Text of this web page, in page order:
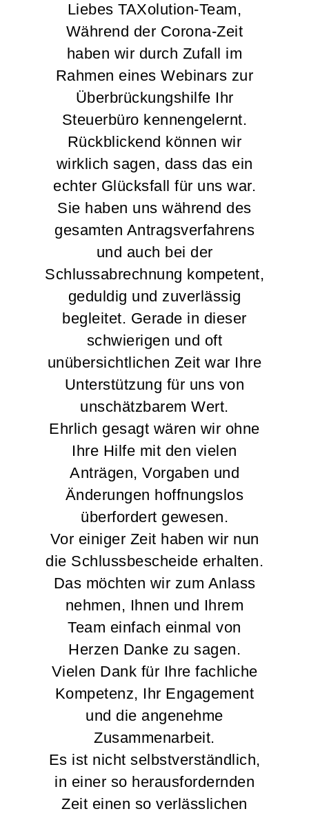
Liebes TAXolution-Team,
Während der Corona-Zeit
haben wir durch Zufall im
Rahmen eines Webinars zur
Überbrückungshilfe Ihr
Steuerbüro kennengelernt.
Rückblickend können wir
wirklich sagen, dass das ein
echter Glücksfall für uns war.
Sie haben uns während des
gesamten Antragsverfahrens
und auch bei der
Schlussabrechnung kompetent,
geduldig und zuverlässig
begleitet. Gerade in dieser
schwierigen und oft
unübersichtlichen Zeit war Ihre
Unterstützung für uns von
unschätzbarem Wert.
Ehrlich gesagt wären wir ohne
Ihre Hilfe mit den vielen
Anträgen, Vorgaben und
Änderungen hoffnungslos
überfordert gewesen.
Vor einiger Zeit haben wir nun
die Schlussbescheide erhalten.
Das möchten wir zum Anlass
nehmen, Ihnen und Ihrem
Team einfach einmal von
Herzen Danke zu sagen.
Vielen Dank für Ihre fachliche
Kompetenz, Ihr Engagement
und die angenehme
Zusammenarbeit.
Es ist nicht selbstverständlich,
in einer so herausfordernden
Zeit einen so verlässlichen